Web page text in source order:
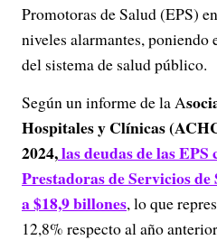
Promotoras de Salud (EPS)
niveles alarmantes, poniendo
del sistema de salud público.
Según un informe de la A
Hospitales y Clínicas
2024,las deudas de las
Prestadoras de Servicios
a $18,9 billones, lo que
12,8% respecto al año